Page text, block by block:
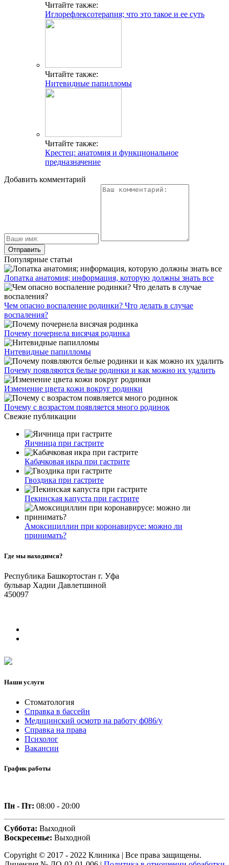
Читайте также:
Иглорефлексотерапия; что это такое и ее суть
Читайте также:
Нитевидные папилломы
Читайте также:
Крестец: анатомия и функциональное
предназначение
Добавить комментарий
Популярные статьи
Лопатка анатомия; информация, которую должны знать все
Чем опасно воспаление родинки? Что делать в случае
воспаления?
Почему почернела висячая родинка
Нитевидные папилломы
Почему появляются белые родинки и как можно их удалить
Изменение цвета кожи вокруг родинки
Почему с возрастом появляется много родинок
Свежие публикации
Яичница при гастрите
Кабачковая икра при гастрите
Гвоздика при гастрите
Пекинская капуста при гастрите
Амоксициллин при коронавирусе: можно ли
принимать?
Где мы находимся?
Республика Башкортостан г. Уфа
бульвар Хадии Давлетшиной
450097
Наши услуги
Стоматология
Справка в бассейн
Медицинский осмотр на работу ф086/у
Справка на права
Психолог
Вакансии
График работы
Пн - Пт: 08:00 - 20:00
Суббота: Выходной
Воскресенье: Выходной
Copyright © 2017 - 2022 Клиника | Все права защищены.